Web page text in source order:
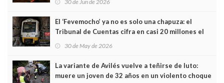
30 de Jun de 2026
El ‘Fevemocho’ ya no es solo una chapuza: el
Tribunal de Cuentas cifra en casi 20 millones el
sobrecoste de los trenes que no cabían por los
30 de May de 2026
La variante de Avilés vuelve a teñirse de luto:
muere un joven de 32 años en un violento choque